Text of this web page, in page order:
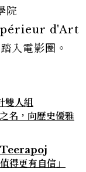
院
d'Art
入電影圈。
雙人組
名，向歷史優雅
Teerapoj
更有自信」